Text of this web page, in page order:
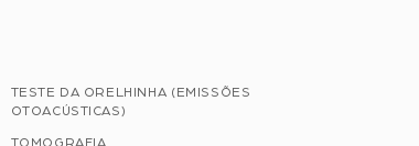
TESTE DA ORELHINHA (EMISSÕES
OTOACÚSTICAS)
TOMOGRAFIA